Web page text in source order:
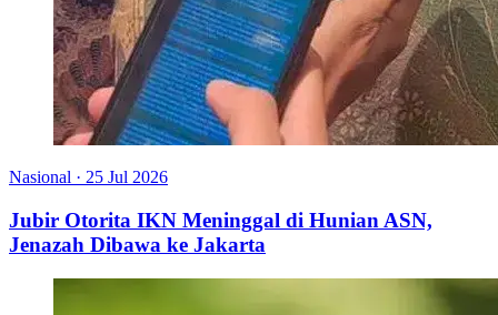
Nasional · 25 Jul 2026
Jubir Otorita IKN Meninggal di Hunian ASN,
Jenazah Dibawa ke Jakarta